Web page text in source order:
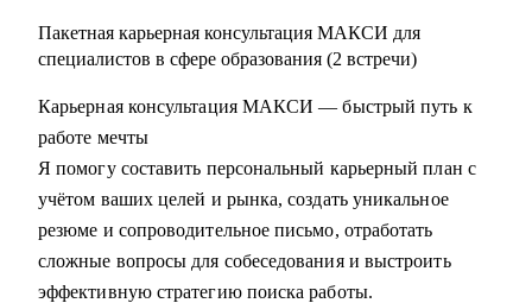
Пакетная карьерная консультация МАКСИ для
специалистов в сфере образования (2 встречи)
Карьерная консультация МАКСИ — быстрый путь к
работе мечты
Я помогу составить персональный карьерный план с
учётом ваших целей и рынка, создать уникальное
резюме и сопроводительное письмо, отработать
сложные вопросы для собеседования и выстроить
эффективную стратегию поиска работы.